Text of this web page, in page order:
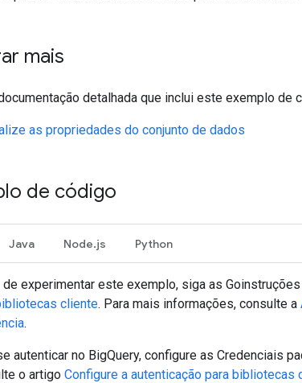
mais
detalhada que inclui este exemplo de
as propriedades do conjunto de dados
de código
Java Node.js Python
experimentar este exemplo, siga as Go
cliente. Para mais informações, consulte a
.
autenticar no BigQuery, configure as Credenciais
o artigo Configure a autenticação para bibliotecas